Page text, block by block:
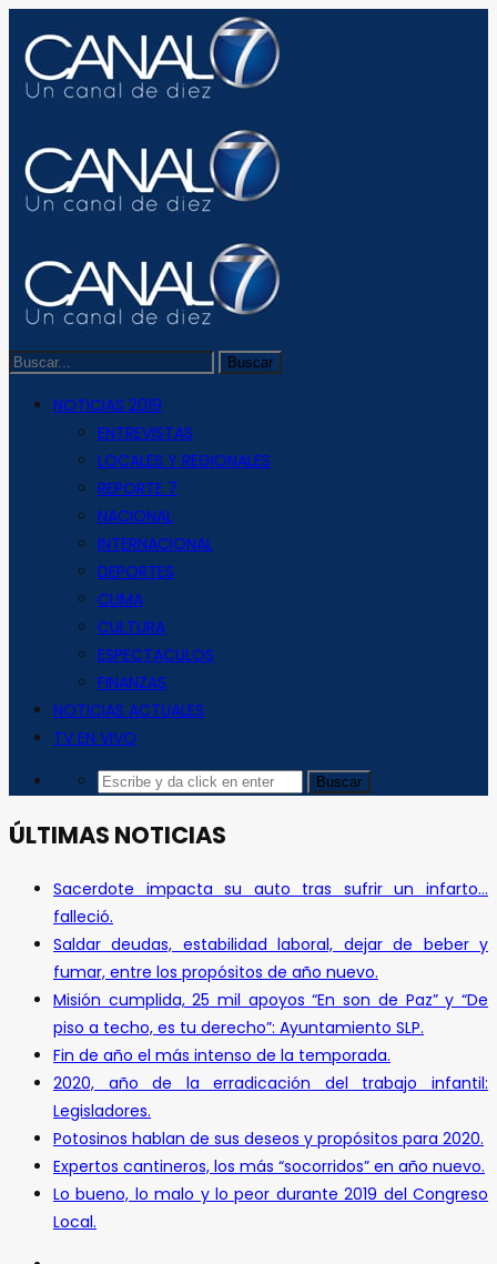
NOTICIAS 2019
ENTREVISTAS
LOCALES Y REGIONALES
REPORTE 7
NACIONAL
INTERNACIONAL
DEPORTES
CLIMA
CULTURA
ESPECTACULOS
FINANZAS
NOTICIAS ACTUALES
TV EN VIVO
ÚLTIMAS NOTICIAS
Sacerdote impacta su auto tras sufrir un infarto…
falleció.
Saldar deudas, estabilidad laboral, dejar de beber y
fumar, entre los propósitos de año nuevo.
Misión cumplida, 25 mil apoyos “En son de Paz” y “De
piso a techo, es tu derecho”: Ayuntamiento SLP.
Fin de año el más intenso de la temporada.
2020, año de la erradicación del trabajo infantil:
Legisladores.
Potosinos hablan de sus deseos y propósitos para 2020.
Expertos cantineros, los más “socorridos” en año nuevo.
Lo bueno, lo malo y lo peor durante 2019 del Congreso
Local.